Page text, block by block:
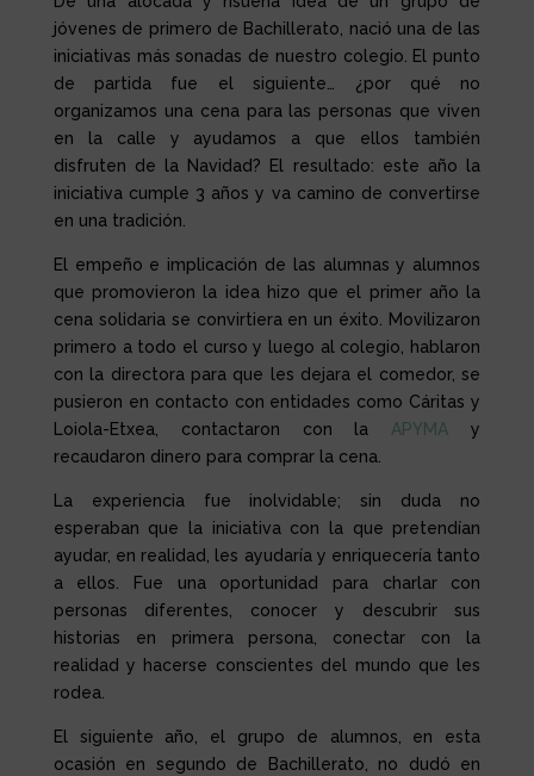
jóvenes de primero de Bachillerato, nació una de las
iniciativas más sonadas de nuestro colegio. El punto
de partida fue el siguiente… ¿por qué no
organizamos una cena para las personas que viven
en la calle y ayudamos a que ellos también
disfruten de la Navidad? El resultado: este año la
iniciativa cumple 3 años y va camino de convertirse
en una tradición.
El empeño e implicación de las alumnas y alumnos
que promovieron la idea hizo que el primer año la
cena solidaria se convirtiera en un éxito. Movilizaron
primero a todo el curso y luego al colegio, hablaron
con la directora para que les dejara el comedor, se
pusieron en contacto con entidades como Cáritas y
Loiola-Etxea, contactaron con laAPYMAy
recaudaron dinero para comprar la cena.
La experiencia fue inolvidable; sin duda no
esperaban que la iniciativa con la que pretendían
ayudar, en realidad, les ayudaría y enriquecería tanto
a ellos. Fue una oportunidad para charlar con
personas diferentes, conocer y descubrir sus
historias en primera persona, conectar con la
realidad y hacerse conscientes del mundo que les
rodea.
El siguiente año, el grupo de alumnos, en esta
ocasión en segundo de Bachillerato, no dudó en